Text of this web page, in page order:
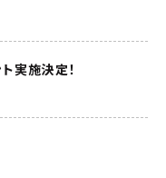
実施決定！